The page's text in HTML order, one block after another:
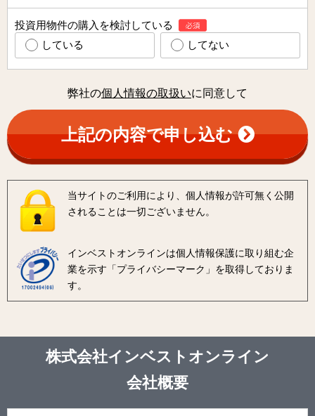
投資用物件の購入を検討している
している
してない
弊社の個人情報の取扱いに同意して
上記の内容で申し込む
当サイトのご利用により、個人情報が許可無く公開
されることは一切ございません。
インベストオンラインは個人情報保護に取り組む企
業を示す「プライバシーマーク 」を取得しておりま
す。
株式会社インベストオンライン
会社概要